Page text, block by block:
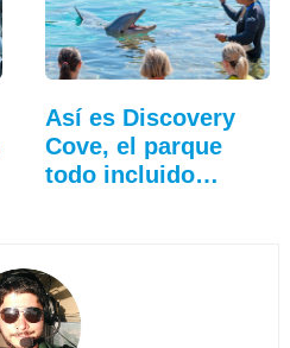
Así es Discovery
Cove, el parque
todo incluido